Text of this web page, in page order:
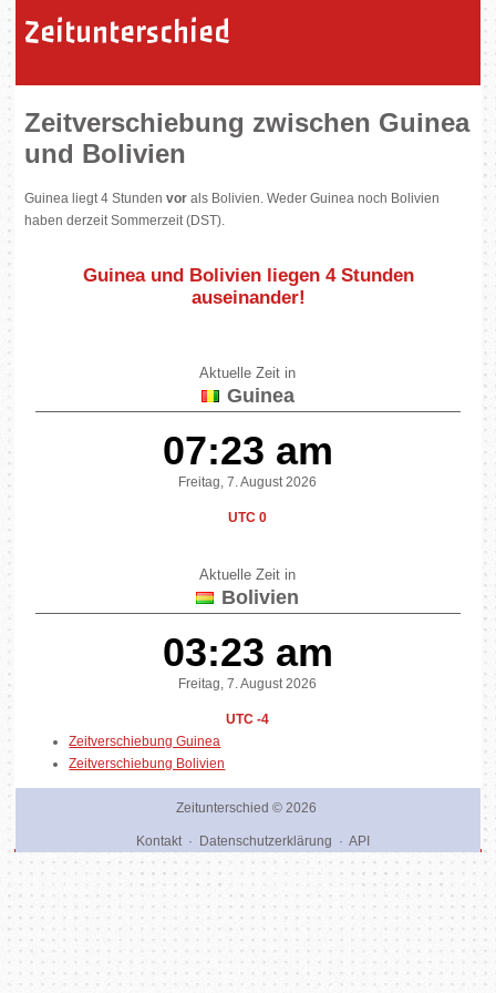
Zeitunterschied
Zeitverschiebung zwischen Guinea
und Bolivien
Guinea liegt 4 Stundenvor als Bolivien. Weder Guinea noch Bolivien
haben derzeit Sommerzeit (DST).
Guinea und Bolivien liegen 4 Stunden
auseinander!
Aktuelle Zeit in
Guinea
07:23 am
Freitag, 7. August 2026
UTC 0
Aktuelle Zeit in
Bolivien
03:23 am
Freitag, 7. August 2026
UTC -4
Zeitverschiebung Guinea
Zeitverschiebung Bolivien
Zeitunterschied © 2026
Kontakt· Datenschutzerklärung · API